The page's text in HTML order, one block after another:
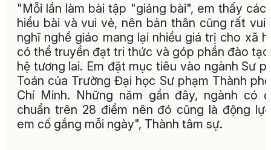
"Mỗi lần làm bài tập "giảng bài", em thấy các
hiểu bài và vui vẻ, nên bản thân cũng rất vui.
nghĩ nghề giáo mang lại nhiều giá trị cho xã
có thể truyền đạt tri thức và góp phần đào
hệ tương lai. Em đặt mục tiêu vào ngành Sư
Toán của Trường Đại học Sư phạm Thành
Chí Minh. Những năm gần đây, ngành có
chuẩn trên 28 điểm nên đó cũng là động
em cố gắng mỗi ngày", Thành tâm sự.